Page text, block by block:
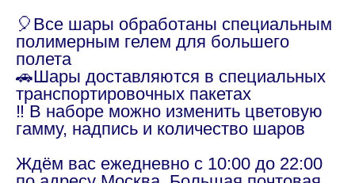
🎈Все шары обработаны специальным
полимерным гелем для большего
полета
🚗Шары доставляются в специальных
транспортировочных пакетах
‼️ В наборе можно изменить цветовую
гамму, надпись и количество шаров
Ждём вас ежедневно с 10:00 до 22:00